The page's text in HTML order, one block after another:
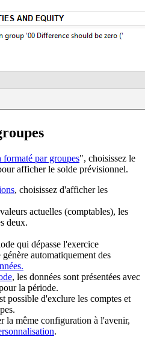
formaté par groupes", choisissez le
afficher le solde prévisionnel.
, choisissez d'afficher les
actuelles (comptables), les
deux.
qui dépasse l'exercice
automatiquement des
, les données sont présentées avec
la période.
possible d'exclure les comptes et
la même configuration à l'avenir,
.